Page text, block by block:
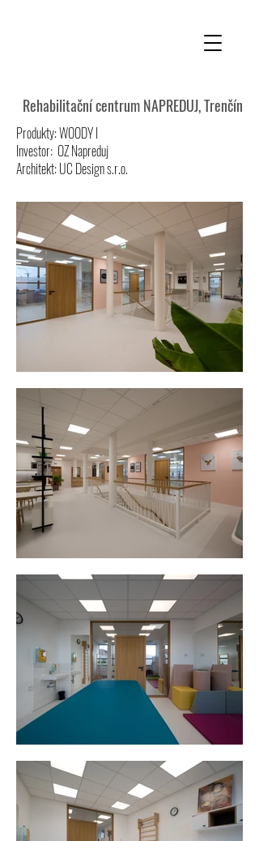
Rehabilitační centrum NAPREDUJ, Trenčín
Produkty: WOODY I
Investor: OZ Napreduj
Architekt: UC Design s.r.o.